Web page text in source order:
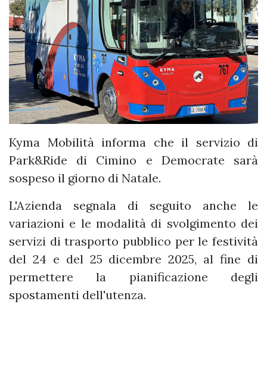
Kyma Mobilità informa che il servizio di
Park&Ride di Cimino e Democrate sarà
sospeso il giorno di Natale.
L'Azienda segnala di seguito anche le
variazioni e le modalità di svolgimento dei
servizi di trasporto pubblico per le festività
del 24 e del 25 dicembre 2025, al fine di
permettere la pianificazione degli
spostamenti dell'utenza.